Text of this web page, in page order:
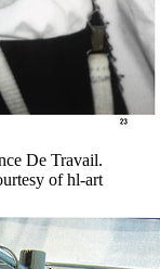
De Travail.
of hl-art